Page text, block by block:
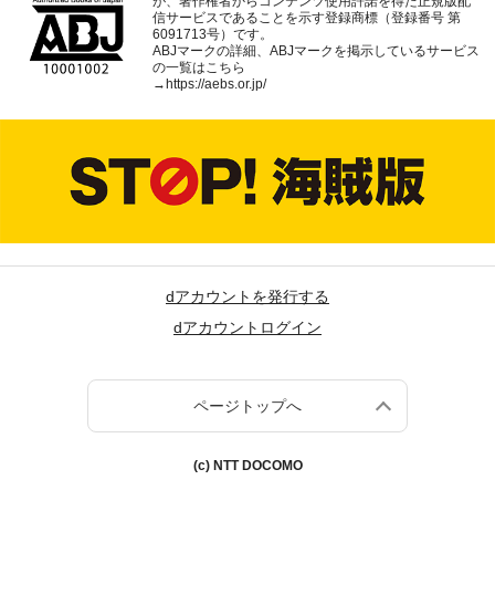
信サービスであることを示す登録商標（登録番号 第
6091713号）です。
ABJマークの詳細、ABJマークを掲示しているサービス
の一覧はこちら
→ https://aebs.or.jp/
dアカウントを発行する
dアカウントログイン
ページトップへ
(c) NTT DOCOMO